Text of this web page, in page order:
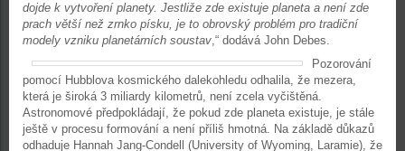
dojde k vytvoření planety. Jestliže zde existuje planeta a není zde
prach větší než zrnko písku, je to obrovský problém pro tradiční
modely vzniku planetárních soustav,“ dodává John Debes.
Pozorování
pomocí Hubblova kosmického dalekohledu odhalila, že mezera,
která je široká 3 miliardy kilometrů, není zcela vyčištěná.
Astronomové předpokládají, že pokud zde planeta existuje, je stále
ještě v procesu formování a není příliš hmotná. Na základě důkazů
odhaduje Hannah Jang-Condell (University of Wyoming, Laramie), že